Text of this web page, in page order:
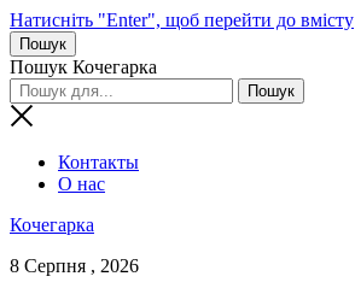
Натисніть "Enter", щоб перейти до вмісту
Пошук
Пошук Кочегарка
Контакты
О нас
Кочегарка
8 Серпня , 2026